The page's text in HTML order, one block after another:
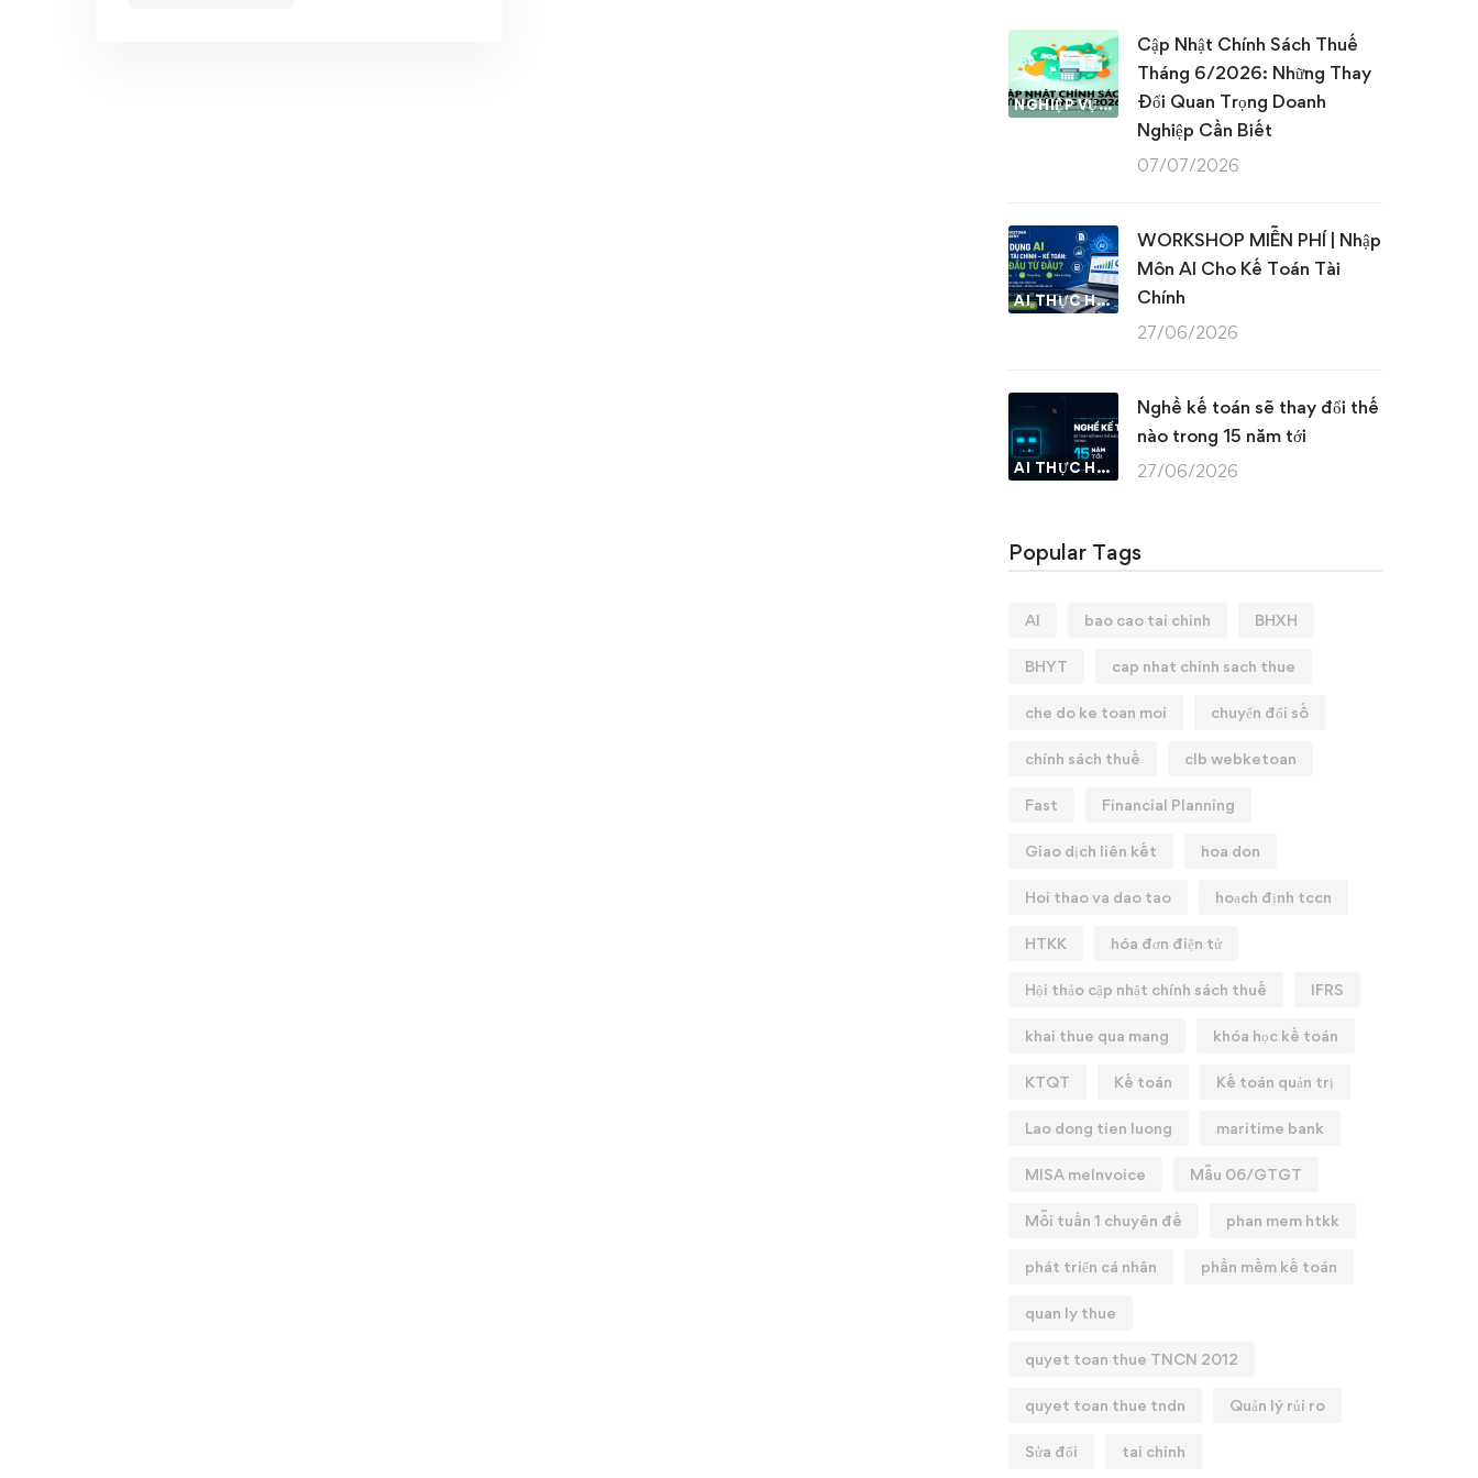
NGHIỆP VỤ KẾ TOÁN & THUẾ
Cập Nhật Chính Sách Thuế
Tháng 6/2026: Những Thay
Đổi Quan Trọng Doanh
Nghiệp Cần Biết
07/07/2026
AI THỰC HÀNH
WORKSHOP MIỄN PHÍ | Nhập
Môn AI Cho Kế Toán Tài
Chính
27/06/2026
AI THỰC HÀNH
Nghề kế toán sẽ thay đổi thế
nào trong 15 năm tới
27/06/2026
Popular Tags
AI bao cao tai chinh BHXH
BHYT cap nhat chinh sach thue
che do ke toan moi chuyển đổi số
chính sách thuế clb webketoan
Fast Financial Planning
Giao dịch liên kết hoa don
Hoi thao va dao tao hoạch định tccn
HTKK hóa đơn điện tử
Hội thảo cập nhật chính sách thuế IFRS
khai thue qua mang khóa học kế toán
KTQT Kế toán Kế toán quản trị
Lao dong tien luong maritime bank
MISA meInvoice Mẫu 06/GTGT
Mỗi tuần 1 chuyên đề phan mem htkk
phát triển cá nhân phần mềm kế toán
quan ly thue
quyet toan thue TNCN 2012
quyet toan thue tndn Quản lý rủi ro
Sửa đổi tai chinh